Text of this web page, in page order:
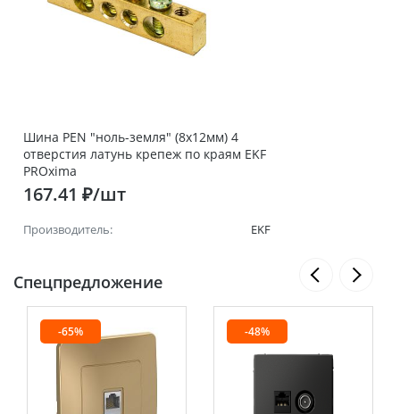
Шина PEN "ноль-земля" (8х12мм) 4
отверстия латунь крепеж по краям EKF
PROxima
167.41 ₽/шт
Производитель: EKF
Спецпредложение
-65% -48%